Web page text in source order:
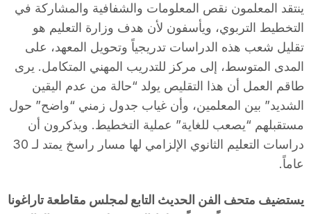
ينتقد المعلمون نقص المعلومات والشفافية والمشاركة في
التخطيط التربوي، ويأسفون لأن هدف وزارة التعليم هو
تقليل شعب هذه الدراسات تدريجياً وتحويل المعهد، على
المدى المتوسط، إلى مركز للتدريب المهني المتكامل. يرى
طاقم العمل أن هذا التقليص يولد “حالة من عدم اليقين
الشديد” بين المعلمين، وأن غياب جدول زمني “واضح” حول
مستقبلهم “يصعب للغاية” عملية التخطيط. ويذكرون أن
دراسات التعليم الثانوي الإلزامي لها مسار راسخ يمتد لـ 30
عاماً.
يستضيف متحف الفن الحديث التابع لمجلس مقاطعة تاراغونا